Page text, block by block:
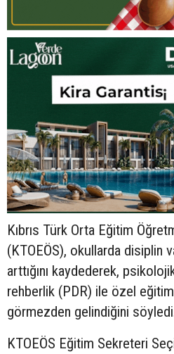
Kıbrıs Türk Orta Eğitim
(KTOEÖS), okullarda disiplin
arttığını kaydederek,
rehberlik (PDR) ile özel
görmezden gelindiğini
KTOEÖS Eğitim Sekreteri